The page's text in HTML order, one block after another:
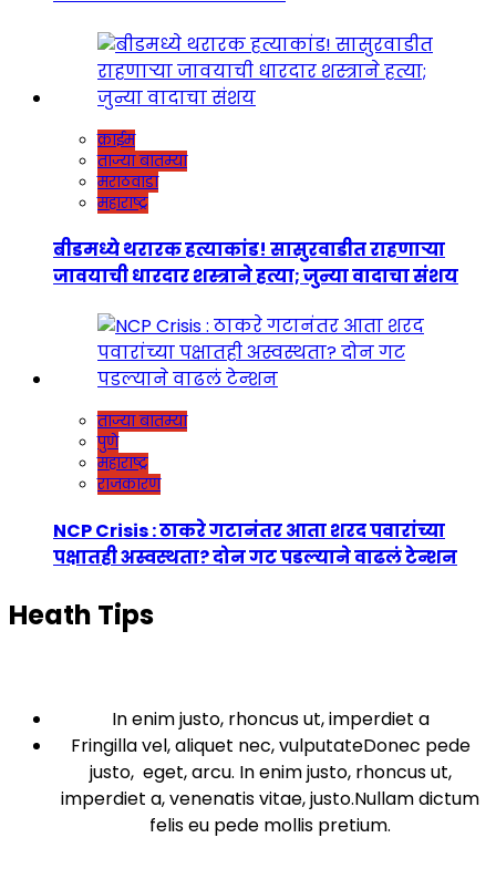
क्राईम
ताज्या बातम्या
मराठवाडा
महाराष्ट्र
बीडमध्ये थरारक हत्याकांड! सासुरवाडीत राहणाऱ्या
जावयाची धारदार शस्त्राने हत्या; जुन्या वादाचा संशय
ताज्या बातम्या
पुणे
महाराष्ट्र
राजकारण
NCP Crisis : ठाकरे गटानंतर आता शरद पवारांच्या
पक्षातही अस्वस्थता? दोन गट पडल्याने वाढलं टेन्शन
Heath Tips
In enim justo, rhoncus ut, imperdiet a
Fringilla vel, aliquet nec, vulputateDonec pede
justo, eget, arcu. In enim justo, rhoncus ut,
imperdiet a, venenatis vitae, justo.Nullam dictum
felis eu pede mollis pretium.